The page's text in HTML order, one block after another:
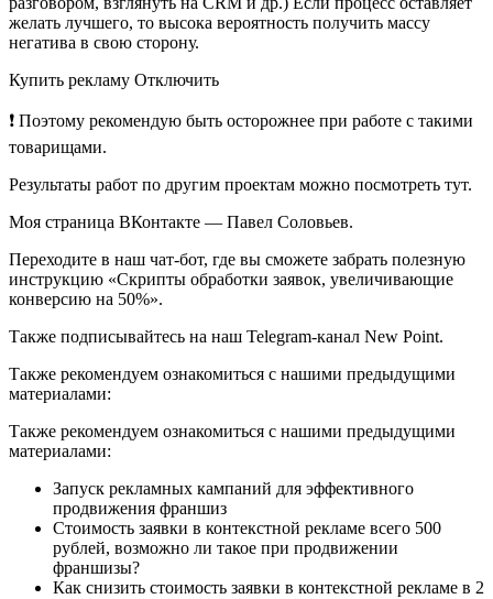
желать лучшего, то высока вероятность получить массу
негатива в свою сторону.
Купить рекламу Отключить
❗ Поэтому рекомендую быть осторожнее при работе с такими
товарищами.
Результаты работ по другим проектам можно посмотреть тут.
Моя страница ВКонтакте — Павел Соловьев.
Переходите в наш чат-бот, где вы сможете забрать полезную
инструкцию «Скрипты обработки заявок, увеличивающие
конверсию на 50%».
Также подписывайтесь на наш Telegram-канал New Point.
Также рекомендуем ознакомиться с нашими предыдущими
материалами:
Также рекомендуем ознакомиться с нашими предыдущими
материалами:
Запуск рекламных кампаний для эффективного
продвижения франшиз
Стоимость заявки в контекстной рекламе всего 500
рублей, возможно ли такое при продвижении
франшизы?
Как снизить стоимость заявки в контекстной рекламе в 2